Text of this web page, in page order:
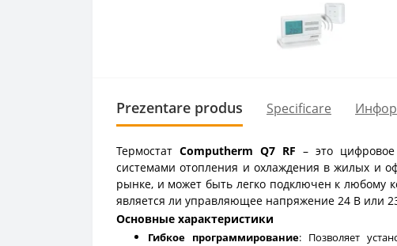
Prezentare produs Specificare
Термостат Computherm Q7 RF – это цифровое
системами отопления и охлаждения в жилых и
рынке, и может быть легко подключен к любому
является ли управляющее напряжение 24 В или
Основные характеристики
Гибкое программирование: Позволяет